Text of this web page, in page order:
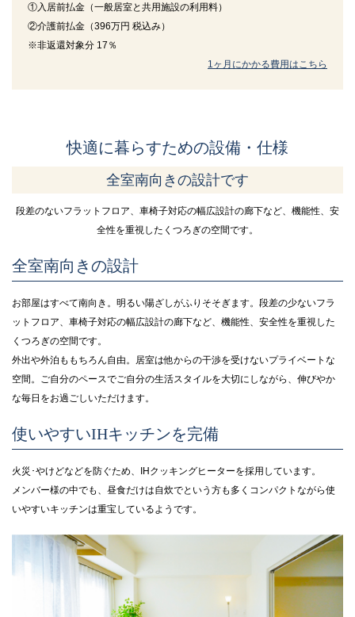
①入居前払金（一般居室と共用施設の利用料）
②介護前払金（396万円 税込み）
※非返還対象分 17％
1ヶ月にかかる費用はこちら
快適に暮らすための設備・仕様
全室南向きの設計です
段差のないフラットフロア、車椅子対応の幅広設計の廊下など、機能性、安
全性を重視したくつろぎの空間です。
全室南向きの設計
お部屋はすべて南向き。明るい陽ざしがふりそそぎます。段差の少ないフラ
ットフロア、車椅子対応の幅広設計の廊下など、機能性、安全性を重視した
くつろぎの空間です。
外出や外泊ももちろん自由。居室は他からの干渉を受けないプライベートな
空間。ご自分のペースでご自分の生活スタイルを大切にしながら、伸びやか
な毎日をお過ごしいただけます。
使いやすいIHキッチンを完備
火災･やけどなどを防ぐため、IHクッキングヒーターを採用しています。
メンバー様の中でも、昼食だけは自炊でという方も多くコンパクトながら使
いやすいキッチンは重宝しているようです。